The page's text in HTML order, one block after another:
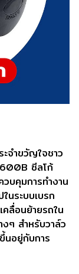
จำขวัญใจชาว
ซีลโก้
บคุมการทำงาน
นระบบเบรก
ลื่อนย้ายรถใน
ๆ สำหรับวาล์ว
นอยู่กับการ